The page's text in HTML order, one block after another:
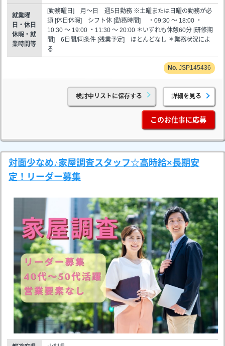
就業曜
日・休日
休暇・就
業時間等
[勤務曜日] 月～日 週5日勤務 ※土曜または日曜の勤務が必
須 [休日休暇] シフト休 [勤務時間] ・09:30 ～ 18:00 ・
10:30 ～ 19:00 ・11:30 ～ 20:00 ＊いずれも休憩60分 [研修期
間] 6日間/同条件 [残業予定] ほとんどなし ＊業務状況によ
る
JSP145436
検討中リストに保存する 詳細を見る
このお仕事に応募
対面少なめ♪家屋調査スタッフ☆高時給×長期安
定！リーダー募集